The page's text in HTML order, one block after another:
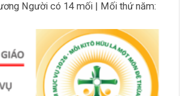
Người có 14 mối | Mối thứ năm: